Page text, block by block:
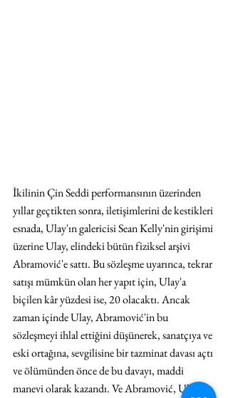
İkilinin Çin Seddi performansının üzerinden
yıllar geçtikten sonra, iletişimlerini de kestikleri
esnada, Ulay'ın galericisi Sean Kelly'nin girişimi
üzerine Ulay, elindeki bütün fiziksel arşivi
Abramović'e sattı. Bu sözleşme uyarınca, tekrar
satışı mümkün olan her yapıt için, Ulay'a
biçilen kâr yüzdesi ise, 20 olacaktı. Ancak
zaman içinde Ulay, Abramović'in bu
sözleşmeyi ihlal ettiğini düşünerek, sanatçıya ve
eski ortağına, sevgilisine bir tazminat davası açtı
ve ölümünden önce de bu davayı, maddi
manevi olarak kazandı. Ve Abramović, Ulay'a